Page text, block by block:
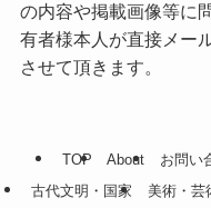
の内容や掲載画像等に
有者様本人が直接メー
させて頂きます。
TOP About お問い
古代文明・国家
美術・芸